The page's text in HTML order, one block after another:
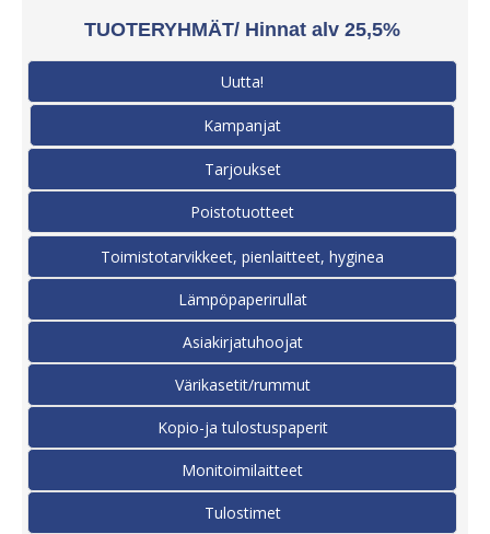
TUOTERYHMÄT/ Hinnat alv 25,5%
Uutta!
Kampanjat
Tarjoukset
Poistotuotteet
Toimistotarvikkeet, pienlaitteet, hyginea
Lämpöpaperirullat
Asiakirjatuhoojat
Värikasetit/rummut
Kopio-ja tulostuspaperit
Monitoimilaitteet
Tulostimet